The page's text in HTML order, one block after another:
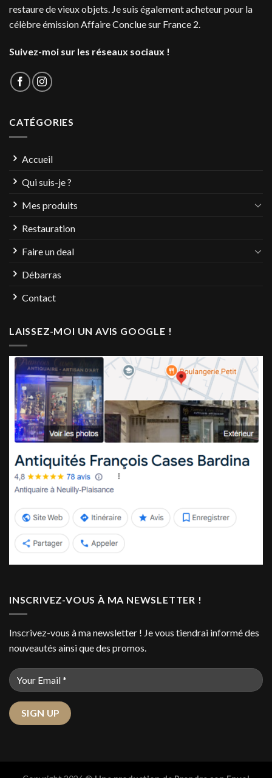
restaure de vieux objets. Je suis également acheteur pour la
célèbre émission Affaire Conclue sur France 2.
Suivez-moi sur les réseaux sociaux !
CATÉGORIES
Accueil
Qui suis-je ?
Mes produits
Restauration
Faire un deal
Débarras
Contact
LAISSEZ-MOI UN AVIS GOOGLE !
INSCRIVEZ-VOUS À MA NEWSLETTER !
Inscrivez-vous à ma newsletter ! Je vous tiendrai informé des
nouveautés ainsi que des promos.